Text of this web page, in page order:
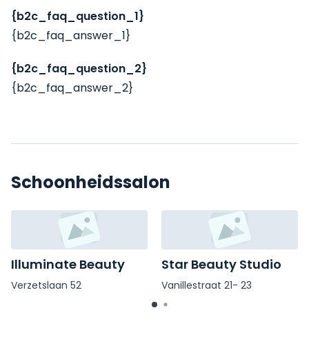
{b2c_faq_question_1}
{b2c_faq_answer_1}
{b2c_faq_question_2}
{b2c_faq_answer_2}
Schoonheidssalon
Illuminate Beauty
Verzetslaan 52
Star Beauty Studio
Vanillestraat 21- 23